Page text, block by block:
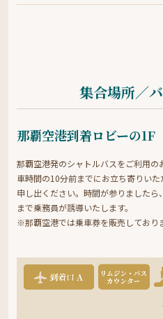
集合場所／
那覇空港到着ロビーの1F
那覇空港発のシャトルバスをご利用
車時間の10分前までにお立ち寄りい
申し出ください。時間が参りました
まで乗務員が誘導いたします。
※那覇空港では乗車券を販売しており